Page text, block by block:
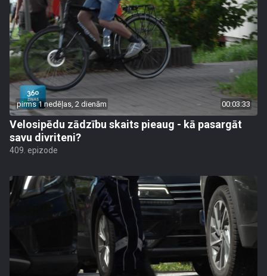
pirms 1 nedēļas, 2 dienām 00:03:33
Velosipēdu zādzību skaits pieaug - kā pasargāt
savu divriteni?
409. epizode